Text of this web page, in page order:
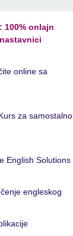
100% onlajn
online sa
za samostalno
English Solutions
engleskog